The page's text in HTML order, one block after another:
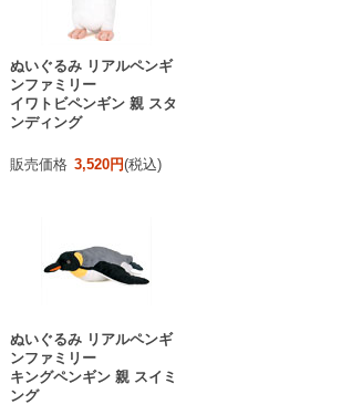
ぬいぐるみ リアルペンギ
ンファミリー
イワトビペンギン 親 スタ
ンディング
販売価格 3,520円(税込)
ぬいぐるみ リアルペンギ
ンファミリー
キングペンギン 親 スイミ
ング